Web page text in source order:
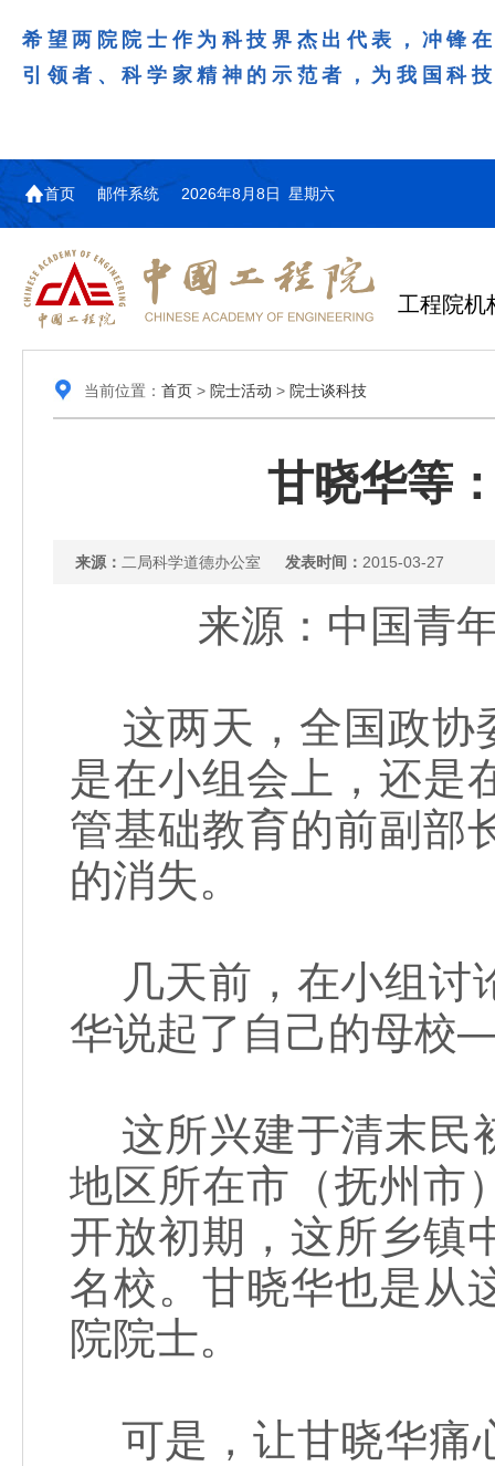
希望两院院士作为科技界杰出代表，冲锋
引领者、科学家精神的示范者，为我国科
首页 邮件系统 2026年8月8日 星期六
工程院机
当前位置： 首页> 院士活动 > 院士谈科技
甘晓华等
来源： 二局科学道德办公室 发表时间： 2015-03-27
来源：中国青
这两天，全国政协
是在小组会上，还是
管基础教育的前副部
的消失。
几天前，在小组讨
华说起了自己的母校
这所兴建于清末民
地区所在市（抚州市
开放初期，这所乡镇
名校。甘晓华也是从
院院士。
可是，让甘晓华痛